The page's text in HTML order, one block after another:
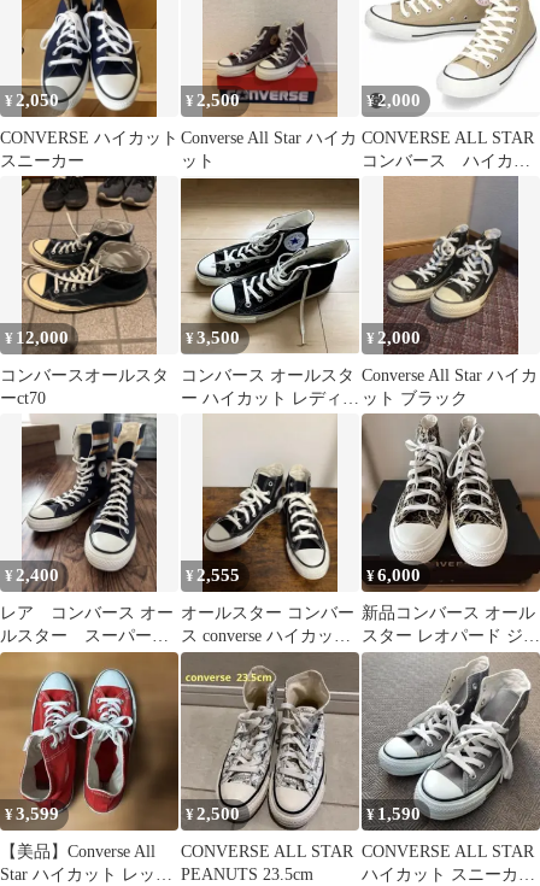
¥ 2,050
CONVERSE ハイカット
スニーカー
¥ 2,500
Converse All Star ハイカ
ット
¥2,000
CONVERSE ALL STAR
コンバース ハイカッ
¥ 12,000
コンバースオールスタ
ーct70
¥3,500
コンバース オールスタ
ー ハイカット レディー
¥ 2,000
Converse All Star ハイカ
ット ブラック
¥2,400
レア コンバース オー
ルスター スーパーハ
イカット
¥2,555
オールスター コンバー
ス converse ハイカット
ブラック 24.5cm
¥6,000
新品コンバース オール
スター レオパード ジッ
パー24.5cm
¥3,599
【美品】Converse All
Star ハイカット レッド
¥2,500
CONVERSE ALL STAR
PEANUTS 23.5cm
¥1,590
CONVERSE ALL STAR
ハイカット スニーカー